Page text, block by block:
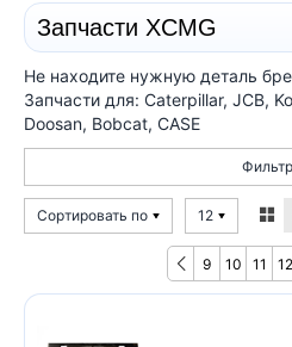
Запчасти XCMG
Не находите нужную деталь
Запчасти для: Caterpillar, JCB,
Doosan, Bobcat, CASE
Фильтр
Сортировать по 12
9 10 11 12